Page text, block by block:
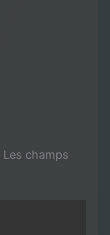
Les champs